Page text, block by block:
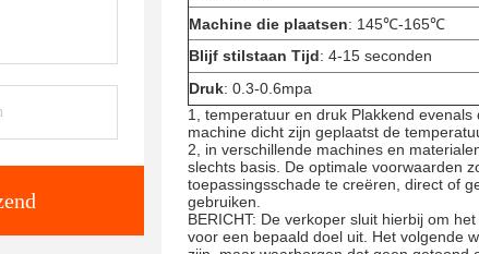
Machine die plaatsen: 145℃-165℃
Blijf stilstaan Tijd: 4-15 seconden
Druk: 0.3-0.6mpa
1, temperatuur en druk Plakkend
machine dicht zijn geplaatst de
2, in verschillende machines en
slechts basis. De optimale voorwaarden
toepassingsschade te creëren, direct of
gebruiken.
BERICHT: De verkoper sluit hierbij om
voor een bepaald doel uit. Het volgende